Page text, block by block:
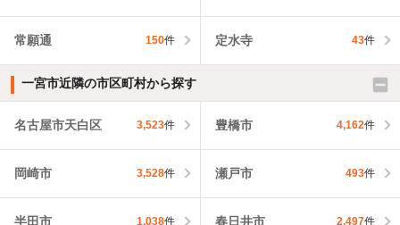
常願通 150件 定水寺 43件
一宮市近隣の市区町村から探す
名古屋市天白区 3,523件 豊橋市 4,162件
岡崎市 3,528件 瀬戸市 493件
半田市 1,038件 春日井市 2,497件